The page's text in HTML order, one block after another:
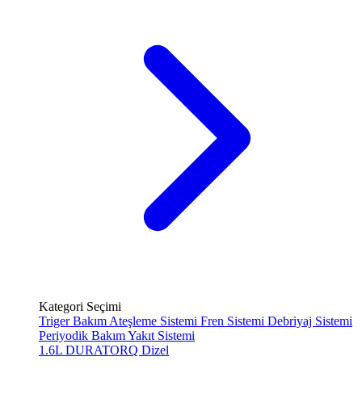
Kategori Seçimi
Triger Bakım Ateşleme Sistemi Fren Sistemi Debriyaj Sistemi
Periyodik BakımYakıt Sistemi
1.6L DURATORQ Dizel